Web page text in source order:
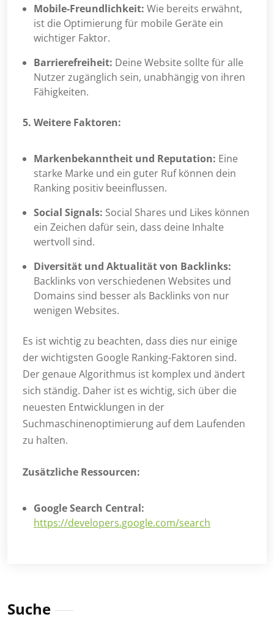
Mobile-Freundlichkeit: Wie bereits erwähnt,
ist die Optimierung für mobile Geräte ein
wichtiger Faktor.
Barrierefreiheit: Deine Website sollte für alle
Nutzer zugänglich sein, unabhängig von ihren
Fähigkeiten.
5. Weitere Faktoren:
Markenbekanntheit und Reputation: Eine
starke Marke und ein guter Ruf können dein
Ranking positiv beeinflussen.
Social Signals: Social Shares und Likes können
ein Zeichen dafür sein, dass deine Inhalte
wertvoll sind.
Diversität und Aktualität von Backlinks:
Backlinks von verschiedenen Websites und
Domains sind besser als Backlinks von nur
wenigen Websites.
Es ist wichtig zu beachten, dass dies nur einige
der wichtigsten Google Ranking-Faktoren sind.
Der genaue Algorithmus ist komplex und ändert
sich ständig. Daher ist es wichtig, sich über die
neuesten Entwicklungen in der
Suchmaschinenoptimierung auf dem Laufenden
zu halten.
Zusätzliche Ressourcen:
Google Search Central:
https://developers.google.com/search
Suche